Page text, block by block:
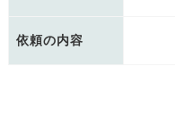
依頼の内容